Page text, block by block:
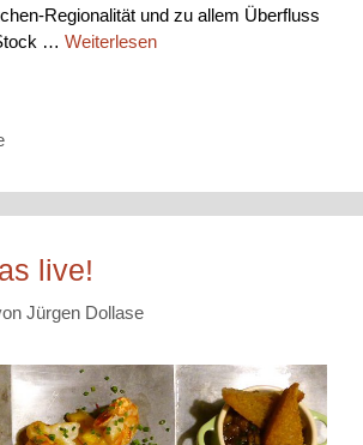
Regionalität und zu allem Überfluss
… Weiterlesen
live!
Jürgen Dollase